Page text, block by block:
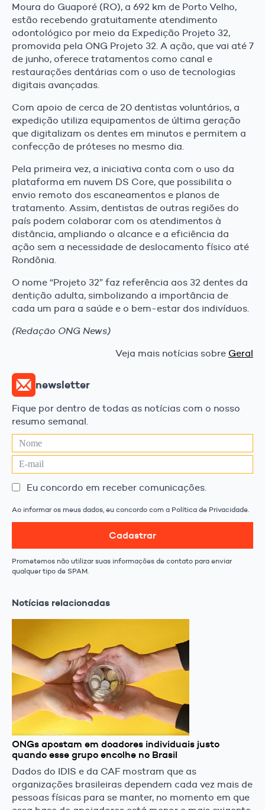
Moura do Guaporé (RO), a 692 km de Porto Velho,
estão recebendo gratuitamente atendimento
odontológico por meio da Expedição Projeto 32,
promovida pela ONG Projeto 32. A ação, que vai até 7
de junho, oferece tratamentos como canal e
restaurações dentárias com o uso de tecnologias
digitais avançadas.
Com apoio de cerca de 20 dentistas voluntários, a
expedição utiliza equipamentos de última geração
que digitalizam os dentes em minutos e permitem a
confecção de próteses no mesmo dia.
Pela primeira vez, a iniciativa conta com o uso da
plataforma em nuvem DS Core, que possibilita o
envio remoto dos escaneamentos e planos de
tratamento. Assim, dentistas de outras regiões do
país podem colaborar com os atendimentos à
distância, ampliando o alcance e a eficiência da
ação sem a necessidade de deslocamento físico até
Rondônia.
O nome “Projeto 32” faz referência aos 32 dentes da
dentição adulta, simbolizando a importância de
cada um para a saúde e o bem-estar dos indivíduos.
(Redação ONG News)
Veja mais notícias sobre Geral
newsletter
Fique por dentro de todas as notícias com o nosso
resumo semanal.
Eu concordo em receber comunicações.
Ao informar os meus dados, eu concordo com a Política de Privacidade.
Cadastrar
Prometemos não utilizar suas informações de contato para enviar
qualquer tipo de SPAM.
Notícias relacionadas
ONGs apostam em doadores individuais justo
quando esse grupo encolhe no Brasil
Dados do IDIS e da CAF mostram que as
organizações brasileiras dependem cada vez mais de
pessoas físicas para se manter, no momento em que